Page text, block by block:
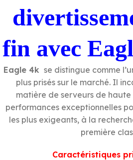
fin avec
Eagle 4k se distingue comme
plus prisés sur le marché. Il
matière de serveurs de
performances exceptionnelles
les plus exigeants, à la
première
Caractéristiques